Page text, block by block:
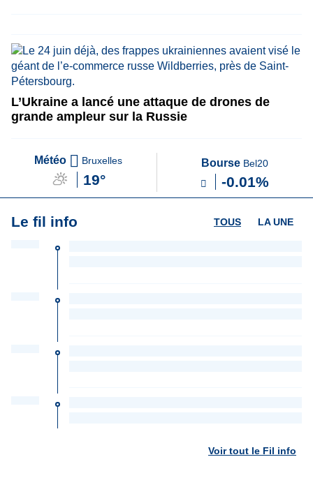
L’Ukraine a lancé une attaque de drones de
grande ampleur sur la Russie
Météo Bruxelles
19°
Bourse Bel20
-0.01%
Le fil info LA UNE
TOUS
Voir tout le Fil info